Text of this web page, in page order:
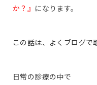
か？』 になります。
この話は、よくブログで
日常の診療の中で